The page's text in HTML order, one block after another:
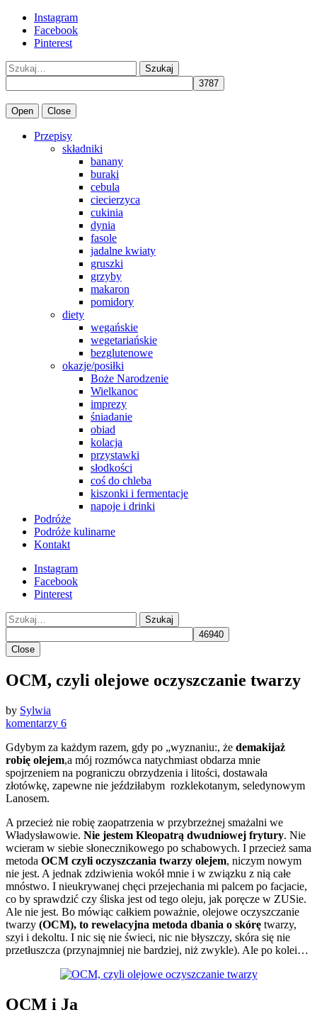
Instagram
Facebook
Pinterest
Szukaj
Open Close
Przepisy
składniki
banany
buraki
cebula
ciecierzyca
cukinia
dynia
fasole
jadalne kwiaty
gruszki
grzyby
makaron
pomidory
diety
wegańskie
wegetariańskie
bezglutenowe
okazje/posiłki
Boże Narodzenie
Wielkanoc
imprezy
śniadanie
obiad
kolacja
przystawki
słodkości
coś do chleba
kiszonki i fermentacje
napoje i drinki
Podróże
Podróże kulinarne
Kontakt
Instagram
Facebook
Pinterest
Szukaj
Close
OCM, czyli olejowe oczyszczanie twarzy
by Sylwia
komentarzy 6
Gdybym za każdym razem, gdy po „wyznaniu:, że demakijaż
robię olejem,a mój rozmówca natychmiast obdarza mnie
spojrzeniem na pograniczu obrzydzenia i litości, dostawała
złotówkę, zapewne nie jeździłabym rozklekotanym, seledynowym
Lanosem.
A przecież nie robię zaopatrzenia w przybrzeżnej smażalni we
Władysławowie. Nie jestem Kleopatrą dwudniowej frytury. Nie
wcieram w siebie słonecznikowego po schabowych. I przecież sama
metoda OCM czyli oczyszczania twarzy olejem, niczym nowym
nie jest. A jednak zdziwienia wokół mnie i w związku z nią całe
mnóstwo. I nieukrywanej chęci przejechania mi palcem po facjacie,
co by sprawdzić czy śliska jest od tego oleju, jak poręcze w ZUSie.
Ale nie jest. Bo mówiąc całkiem poważnie, olejowe oczyszczanie
twarzy (OCM), to rewelacyjna metoda dbania o skórę twarzy,
szyi i dekoltu. I nic się nie świeci, nic nie błyszczy, skóra się nie
przetłuszcza (przynajmniej nie bardziej, niż zwykle). Ale po kolei…
OCM i Ja